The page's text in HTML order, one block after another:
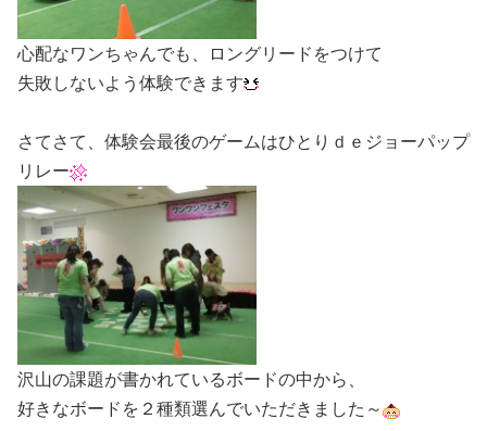
心配なワンちゃんでも、ロングリードをつけて
失敗しないよう体験できます
さてさて、体験会最後のゲームはひとりｄｅジョーパップ
リレー
沢山の課題が書かれているボードの中から、
好きなボードを２種類選んでいただきました～